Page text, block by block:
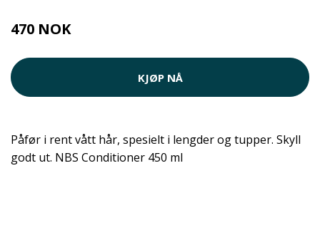
470 NOK
KJØP NÅ
Påfør i rent vått hår, spesielt i lengder og tupper. Skyll
godt ut. NBS Conditioner 450 ml